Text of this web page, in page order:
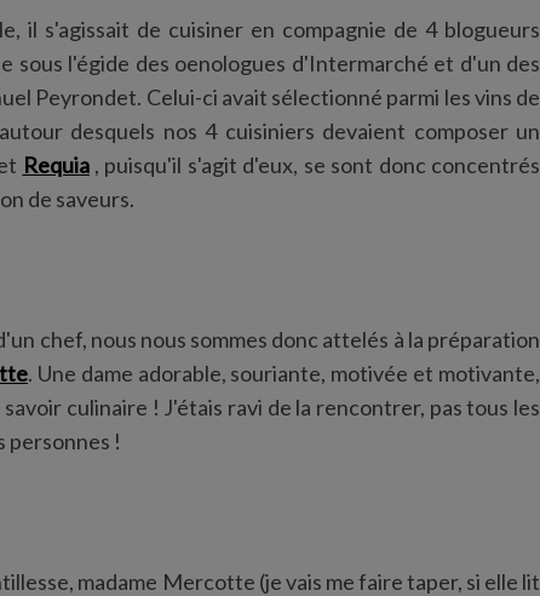
il s'agissait de cuisiner en compagnie de 4 blogueurs
sous l'égide des oenologues d'Intermarché et d'un des
Peyrondet. Celui-ci avait sélectionné parmi les vins de
desquels nos 4 cuisiniers devaient composer un
Requia, puisqu'il s'agit d'eux, se sont donc concentrés
de saveurs.
chef, nous nous sommes donc attelés à la préparation
. Une dame adorable, souriante, motivée et motivante,
culinaire ! J'étais ravi de la rencontrer, pas tous les
personnes !
madame Mercotte (je vais me faire taper, si elle lit